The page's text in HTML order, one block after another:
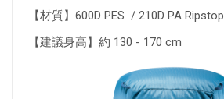
【材質】600D PES / 210D PA Ripstop
【建議身高】約 130 - 170 cm